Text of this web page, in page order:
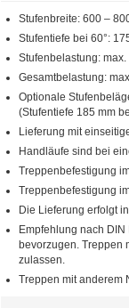
Stufenbreite: 600 –
Stufentiefe bei 60°:
Stufenbelastung: max.
Gesamtbelastung:
Optionale
(Stufentiefe 185 mm
Lieferung mit
Handläufe sind bei
Treppenbefestigung
Treppenbefestigung
Die Lieferung erfolgt
Empfehlung nach
bevorzugen. Treppen
zulassen.
Treppen mit anderem